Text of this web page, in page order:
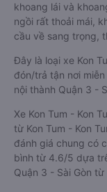
khoang lái và
ngồi rất thoải mái,
cầu về sang trọng,
Đây là loại xe Kon
đón/trả tận nơi
nội thành Quận 3 -
Xe Kon Tum - Kon
từ Kon Tum - Kon
đánh giá chung có
bình từ 4.6/5 dựa
Quận 3 - Sài Gòn từ